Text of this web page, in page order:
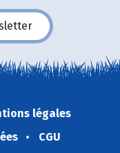
légales
CGU